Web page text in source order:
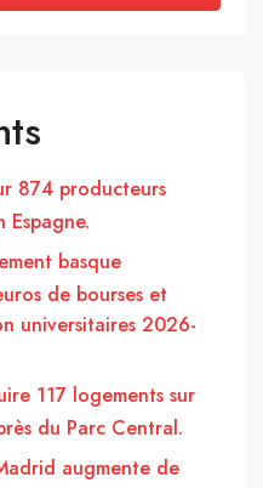
874 producteurs
Espagne.
basque
de bourses et
universitaires 2026-
117 logements sur
du Parc Central.
augmente de